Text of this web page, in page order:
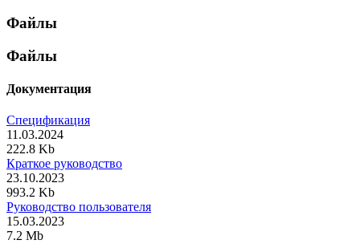
Файлы
Файлы
Документация
Спецификация
11.03.2024
222.8 Kb
Краткое руководство
23.10.2023
993.2 Kb
Руководство пользователя
15.03.2023
7.2 Mb